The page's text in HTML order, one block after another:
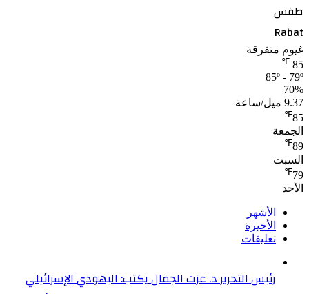
طقس
Rabat
غيوم متفرقة
85
℉
85º - 79º
70%
9.37 ميل/ساعة
85
℉
الجمعة
89
℉
السبت
79
℉
الأحد
الأشهر
الأخيرة
تعليقات
رئيس التحرير د. عزت الجمال يكتب: اليهودي الإسرائيلي